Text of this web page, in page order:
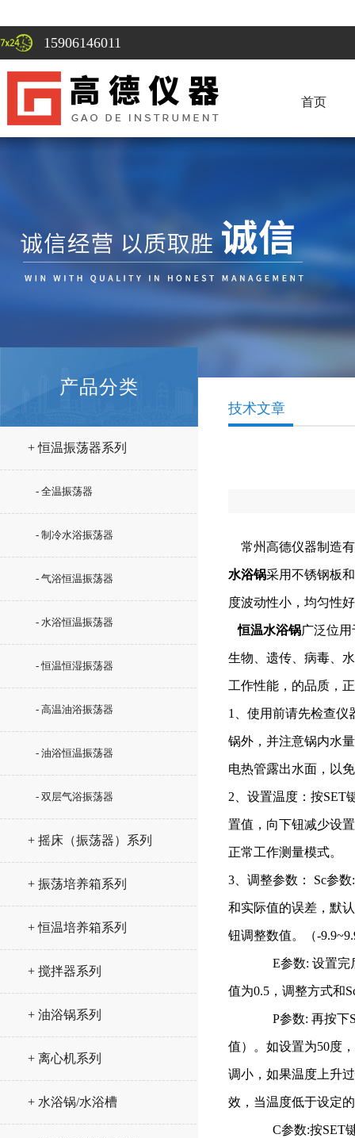
15906146011
首页
产品分类
+ 恒温振荡器系列
- 全温振荡器
- 制冷水浴振荡器
- 气浴恒温振荡器
- 水浴恒温振荡器
- 恒温恒湿振荡器
- 高温油浴振荡器
- 油浴恒温振荡器
- 双层气浴振荡器
+ 摇床（振荡器）系列
+ 振荡培养箱系列
+ 恒温培养箱系列
+ 搅拌器系列
+ 油浴锅系列
+ 离心机系列
+ 水浴锅/水浴槽
技术文章
常州高德仪器制造有
水浴锅采用不锈钢板
度波动性小，均匀性
恒温水浴锅广泛位
生物、遗传、病毒、
工作性能，的品质，
1、使用前请先检查仪
锅外，并注意锅内水
电热管露出水面，以
2、设置温度：按SET
置值，向下钮减少设
正常工作测量模式。
3、调整参数： Sc参
和实际值的误差，默
钮调整数值。（-
E参数: 设置完后按
值为0.5，调整方式和
P参数: 再按下SET
值）。如设置为50度
调小，如果温度上升
效，当温度低于设定
C参数:按SET键进